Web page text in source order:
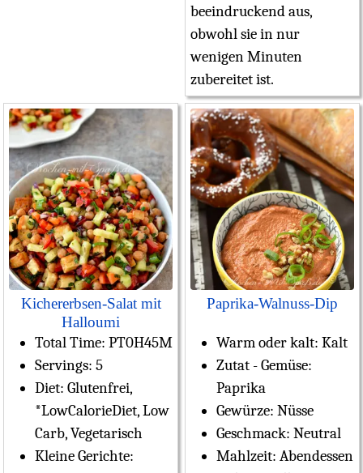
beeindruckend aus,
obwohl sie in nur
wenigen Minuten
zubereitet ist.
Kichererbsen-Salat mit
Halloumi
Total Time: PT0H45M
Servings: 5
Diet: Glutenfrei,
*LowCalorieDiet, Low
Carb, Vegetarisch
Kleine Gerichte:
Paprika-Walnuss-Dip
Warm oder kalt: Kalt
Zutat - Gemüse:
Paprika
Gewürze: Nüsse
Geschmack: Neutral
Mahlzeit: Abendessen